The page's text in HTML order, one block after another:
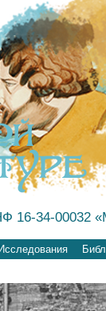
16-34-00032
Исследования